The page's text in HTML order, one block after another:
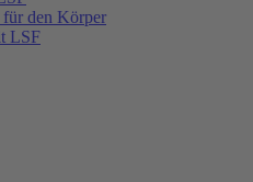
für den Körper
LSF